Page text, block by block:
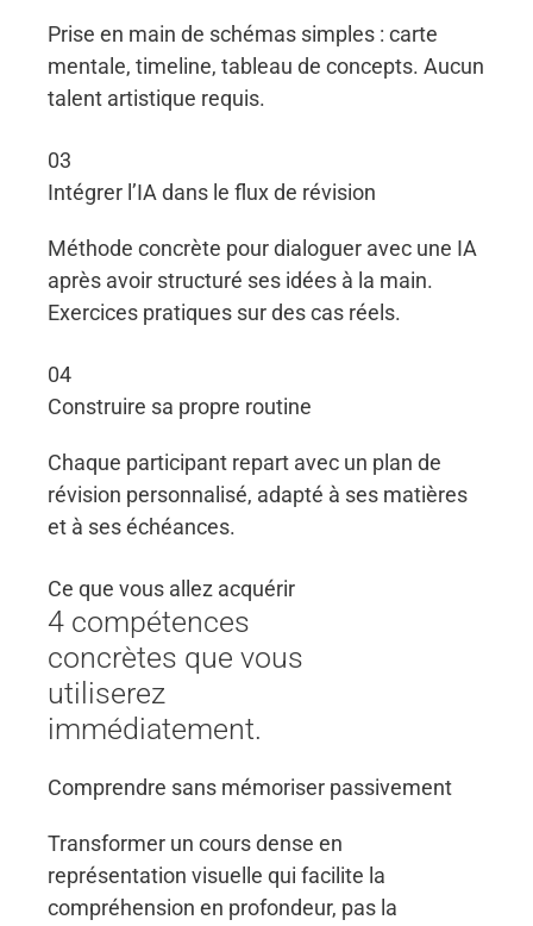
Prise en main de schémas simples : carte
mentale, timeline, tableau de concepts. Aucun
talent artistique requis.
03
Intégrer l’IA dans le flux de révision
Méthode concrète pour dialoguer avec une IA
après avoir structuré ses idées à la main.
Exercices pratiques sur des cas réels.
04
Construire sa propre routine
Chaque participant repart avec un plan de
révision personnalisé, adapté à ses matières
et à ses échéances.
Ce que vous allez acquérir
4 compétences
concrètes que vous
utiliserez
immédiatement.
Comprendre sans mémoriser passivement
Transformer un cours dense en
représentation visuelle qui facilite la
compréhension en profondeur, pas la